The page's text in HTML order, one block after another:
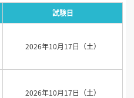
試験日
2026年10月17日（土）
2026年10月17日（土）